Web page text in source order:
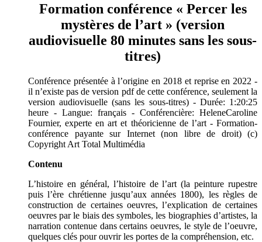
Formation conférence « Percer les
mystères de l’art » (version
audiovisuelle 80 minutes sans les sous-
titres)
Conférence présentée à l’origine en 2018 et reprise en 2022 -
il n’existe pas de version pdf de cette conférence, seulement la
version audiovisuelle (sans les sous-titres) - Durée: 1:20:25
heure - Langue: français - Conférencière: HeleneCaroline
Fournier, experte en art et théoricienne de l’art - Formation-
conférence payante sur Internet (non libre de droit) (c)
Copyright Art Total Multimédia
Contenu
L’histoire en général, l’histoire de l’art (la peinture rupestre
puis l’ère chrétienne jusqu’aux années 1800), les règles de
construction de certaines oeuvres, l’explication de certaines
oeuvres par le biais des symboles, les biographies d’artistes, la
narration contenue dans certains oeuvres, le style de l’oeuvre,
quelques clés pour ouvrir les portes de la compréhension, etc.